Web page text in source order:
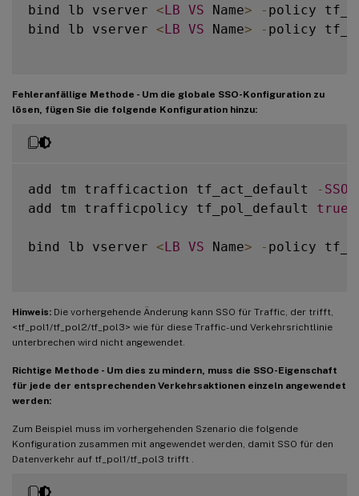
bind lb vserver <LB VS Name> - policy
bind lb vserver <LB VS Name> - policy
Fehleranfällige Methode - Um die globale SSO-Konfiguration zu
lösen, fügen Sie die folgende Konfiguration hinzu:
add tm trafficaction tf_act_default - SSO
add tm trafficpolicy tf_pol_default true
bind lb vserver <LB VS Name> - policy
Hinweis: Die vorhergehende Änderung kann SSO für Traffic, der trifft,
<tf_pol1/tf_pol2/tf_pol3> wie für diese Traffic- und Verkehrsrichtlinie
unterbrechen wird nicht angewendet.
Richtige Methode - Um dies zu mindern, muss die SSO-Eigenschaft
für jede der entsprechenden Verkehrsaktionen einzeln angewendet
werden:
Zum Beispiel muss im vorhergehenden Szenario die folgende
Konfiguration zusammen mit angewendet werden, damit SSO für den
Datenverkehr auf tf_pol1/tf_pol3 trifft